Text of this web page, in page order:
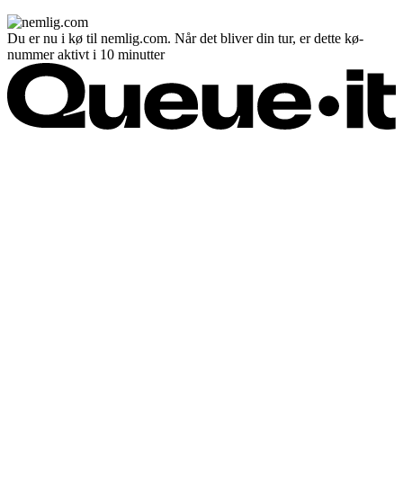
Du er nu i kø til nemlig.com. Når det bliver din tur, er dette kø-
nummer aktivt i 10 minutter